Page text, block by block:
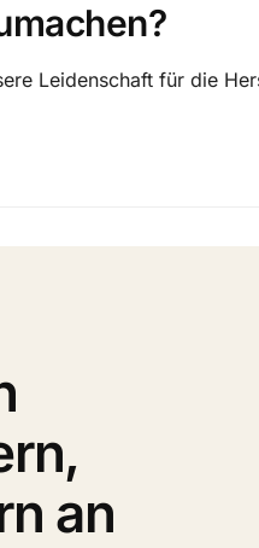
Leidenschaft für die
an